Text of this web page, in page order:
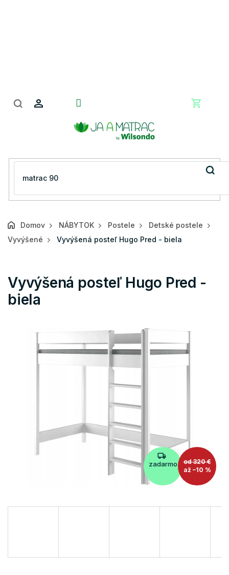
Domov NÁBYTOK Postele
Detské postele
Vyvýšené
Vyvýšená posteľ Hugo Pred - biela
Vyvýšená posteľ Hugo Pred -
biela
zadarmo
od 320 €
až –10 %